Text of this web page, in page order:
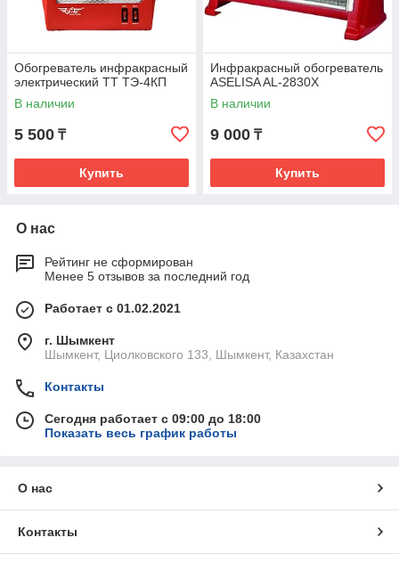
Обогреватель инфракрасный
электрический TT ТЭ-4КП
В наличии
5 500 ₸
Купить
Инфракрасный обогреватель
ASELISA AL-2830X
В наличии
9 000 ₸
Купить
О нас
Рейтинг не сформирован
Менее 5 отзывов за последний год
Работает с 01.02.2021
г. Шымкент
Шымкент, Циолковского 133, Шымкент, Казахстан
Контакты
Сегодня работает с 09:00 до 18:00
Показать весь график работы
О нас
Контакты